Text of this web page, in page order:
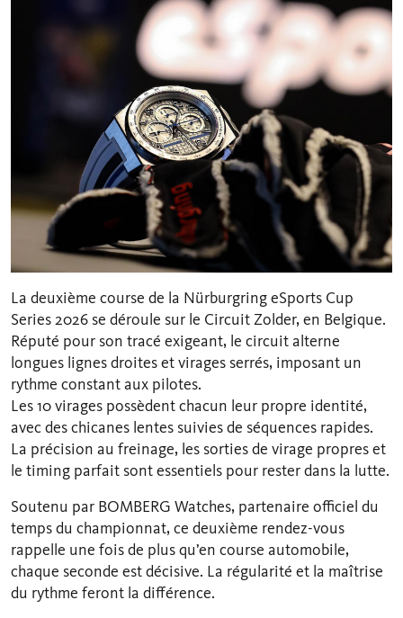
La deuxième course de la Nürburgring eSports Cup
Series 2026 se déroule sur le Circuit Zolder, en Belgique.
Réputé pour son tracé exigeant, le circuit alterne
longues lignes droites et virages serrés, imposant un
rythme constant aux pilotes.
Les 10 virages possèdent chacun leur propre identité,
avec des chicanes lentes suivies de séquences rapides.
La précision au freinage, les sorties de virage propres et
le timing parfait sont essentiels pour rester dans la lutte.
Soutenu par BOMBERG Watches, partenaire officiel du
temps du championnat, ce deuxième rendez-vous
rappelle une fois de plus qu’en course automobile,
chaque seconde est décisive. La régularité et la maîtrise
du rythme feront la différence.